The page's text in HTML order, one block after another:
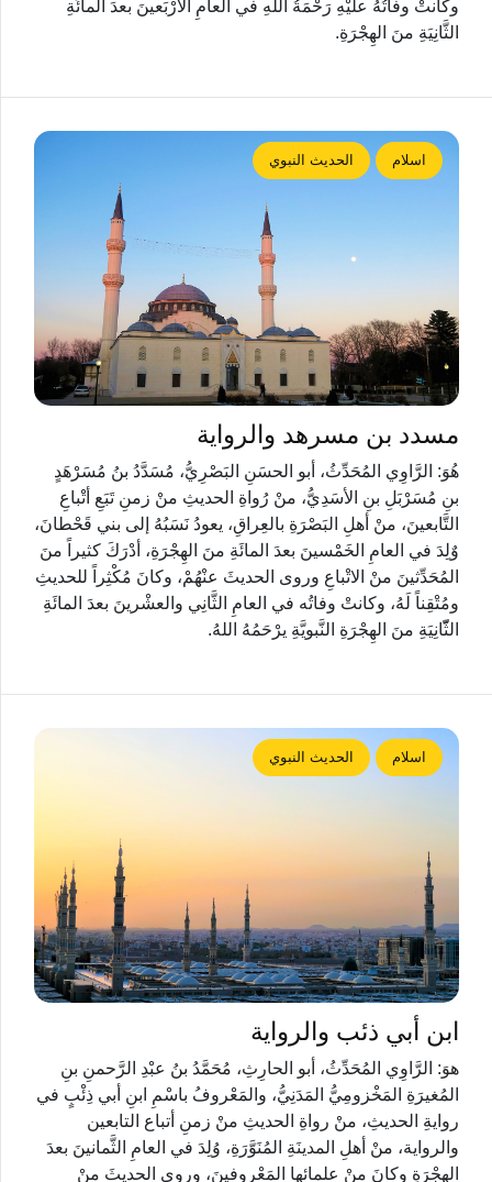
وكانتْ وفاتُهُ عليْهِ رَحْمَةُ اللهِ في العامِ الأرْبَعينَ بعدَ المائَةِ
الثَّانِيَةِ منَ الهِجْرَةِ.
اسلام الحديث النبوي
مسدد بن مسرهد والرواية
هُوَ: الرَّاوِي المُحَدِّثُ، أبو الحسَنِ البَصْرِيُّ، مُسَدَّدُ بنُ مُسَرْهَدٍ
بنِ مُسَرْبَلِ بنِ الأسَدِيُّ، منْ رُواةِ الحديثِ منْ زمنِ تَبَعِ أتْباعِ
التَّابعينَ، منْ أهلِ البَصْرَةِ بالعِراقِ، يعودُ نَسَبُهُ إلى بني قَحْطانَ،
وٌلِدَ في العامِ الخَمْسينَ بعدَ المائَةِ منَ الهِجْرَةِ، أدْرَكَ كثيراً منَ
المُحَدِّثينَ منْ الاتْباعِ وروى الحديثَ عنْهُمْ، وكانَ مُكْثِراً للحديثِ
ومُتْقِناً لَهُ، وكانتْ وفاتُه في العامِ الثَّانِي والعشْرينَ بعدَ المائَةِ
الثّّانِيَةِ منَ الهِجْرَةِ النَّبويَّةِ يرْحَمُهُ اللهُ.
اسلام الحديث النبوي
ابن أبي ذئب والرواية
هوَ: الرَّاوِي المُحَدِّثُ، أبو الحارِثِ، مُحَمَّدُ بنُ عبْدِ الرَّحمنِ بنِ
المُغيرَةِ المَخْزومِيُّ المَدَنِيُّ، والمَعْروفُ باسْمِ ابنِ أبي ذِئْبٍ في
روايةِ الحديثِ، منْ رواةِ الحديثِ منْ زمنِ أتباع التابعين
والرواية، منْ أهلِ المدينَةِ المُنَوَّرَةِ، وُلِدَ في العامِ الثَّمانينَ بعدَ
الهِجْرَةِ وكانَ منْ علمائها المَعْروفينَ، وروى الحديثَ منْ